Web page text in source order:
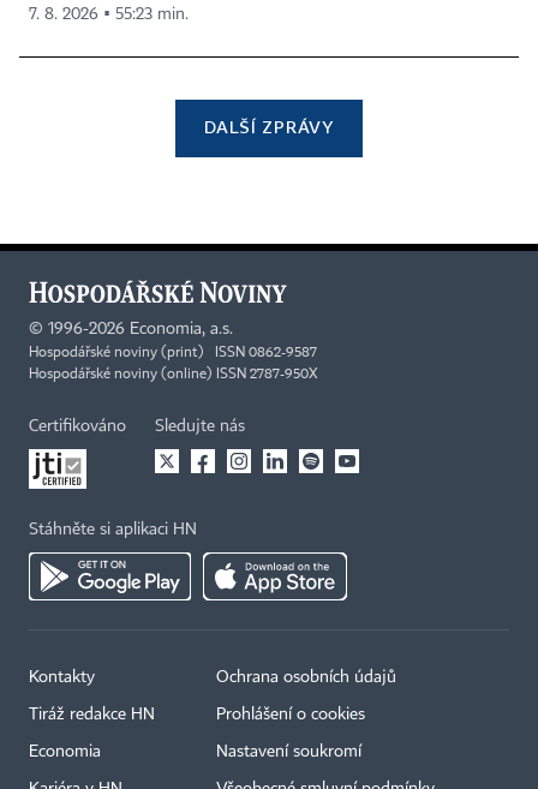
7. 8. 2026 ▪ 55:23 min.
DALŠÍ ZPRÁVY
© 1996-2026 Economia, a.s.
Hospodářské noviny (print) ISSN 0862-9587
Hospodářské noviny (online) ISSN 2787-950X
Certifikováno Sledujte nás
Stáhněte si aplikaci HN
Kontakty
Tiráž redakce HN
Economia
Ochrana osobních údajů
Prohlášení o cookies
Nastavení soukromí